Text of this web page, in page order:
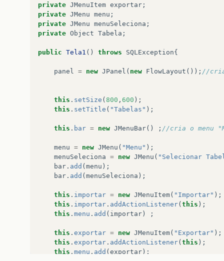
private JMenuItem exportar ;
private JMenu menu ;
private JMenu menuSeleciona ;
private Object Tabela ;
public Tela1 () throws SQLException{
panel = new JPanel ( new FlowLayout ()); //
this . setSize ( 800 , 600 );
this . setTitle ( "Tabelas" );
this . bar = new JMenuBar() ;
menu = new JMenu ( "Menu" );
menuSeleciona = new JMenu ( "Selecionar
bar . add ( menu );
bar . add ( menuSeleciona );
this . importar = new JMenuItem( "Importar" );
this . importar . addActionListener( this );
this . menu . add ( importar ) ;
this . exportar = new JMenuItem( "Exportar" );
this . exportar . addActionListener( this );
this . menu . add ( exportar );